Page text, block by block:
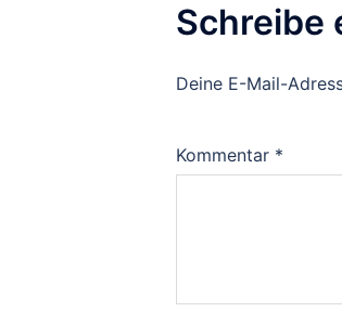
Schreibe
Deine E-Mail-
Kommentar *